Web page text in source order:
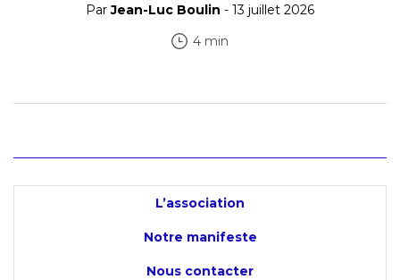
ParJean-Luc Boulin - 13 juillet 2026
4 min
L’association
Notre manifeste
Nous contacter